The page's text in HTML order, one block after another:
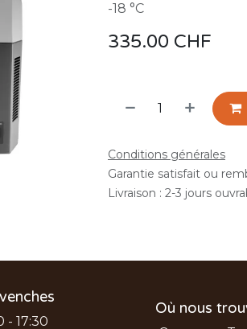
-18 °C
335.00 CHF
Conditions générales
Garantie satisfait ou
Livraison : 2-3 jours
- 17:30
Où nous